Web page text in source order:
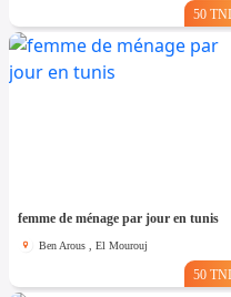
50
femme de ménage par jour en tunis
Ben Arous , El Mourouj
50